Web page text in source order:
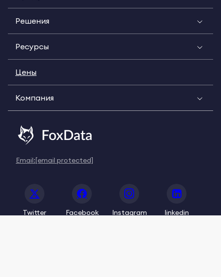
Решения
Ресурсы
Цены
Компания
Email:[email protected]
Twitter Facebook Instagram linkedin